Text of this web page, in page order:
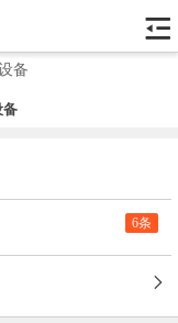
备
备
6条